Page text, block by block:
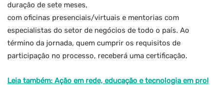
duração de sete meses,
com oficinas presenciais/virtuais e mentorias com
especialistas do setor de negócios de todo o país. Ao
término da jornada, quem cumprir os requisitos de
participação no processo, receberá uma certificação.
Leia também: Ação em rede, educação e tecnologia em prol